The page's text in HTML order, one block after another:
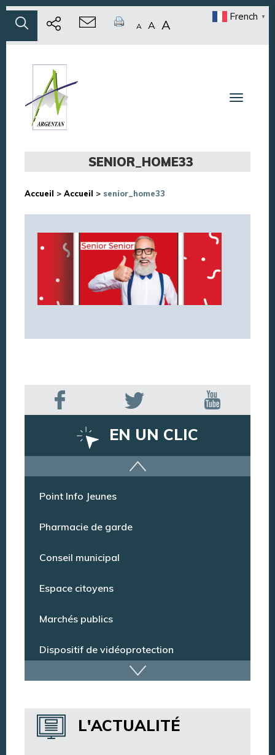
A A A
French ▼
Toggle
SENIOR_HOME33
Accueil > Accueil > senior_home33
EN UN CLIC
Offres d’emploi
Point Info Jeunes
Pharmacie de garde
Conseil municipal
Espace citoyens
Marchés publics
Dispositif de vidéoprotection
Annuaire des services
Annuaire des associations
L'ACTUALITÉ